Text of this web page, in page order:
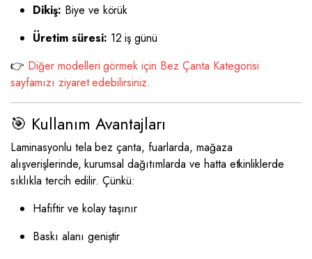
Dikiş: Biye ve körük
Üretim süresi: 12 iş günü
👉 Diğer modelleri görmek için Bez Çanta Kategorisi
sayfamızı ziyaret edebilirsiniz.
🎯 Kullanım Avantajları
Laminasyonlu tela bez çanta, fuarlarda, mağaza
alışverişlerinde, kurumsal dağıtımlarda ve hatta etkinliklerde
sıklıkla tercih edilir. Çünkü:
Hafiftir ve kolay taşınır
Baskı alanı geniştir